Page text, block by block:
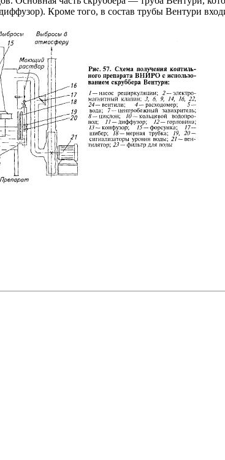
Кроме того, в состав трубы Вентури